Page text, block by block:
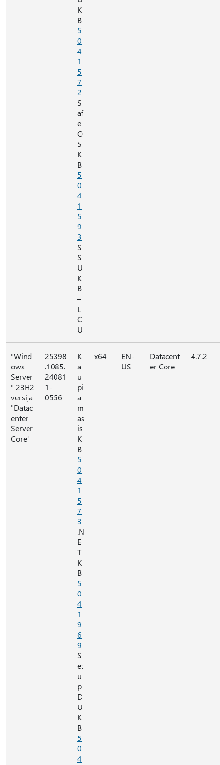
K
B
5
0
4
1
5
7
2
S
af
e
O
S
K
B
5
0
4
1
5
9
3
S
S
U
K
B
–
L
C
U
"Wind
ows
Server
" 23H2
versija
"Datac
enter
Server
Core"
25398
.1085.
24081
1-
0556
K
a
u
pi
a
m
as
is
K
B
5
0
4
1
5
7
3
.N
E
T
K
B
5
0
4
1
9
6
9
S
et
u
p
D
U
K
B
5
0
4
x64
EN-
US
Datacent
er Core
4.7.2